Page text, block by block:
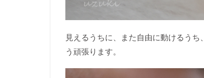
見えるうちに、また自由に動けるう
う頑張ります。